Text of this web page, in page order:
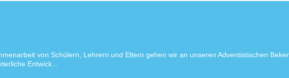
von Schülern, Lehrern und Eltern gehen wir an unseren Adventistischen
Entwick...